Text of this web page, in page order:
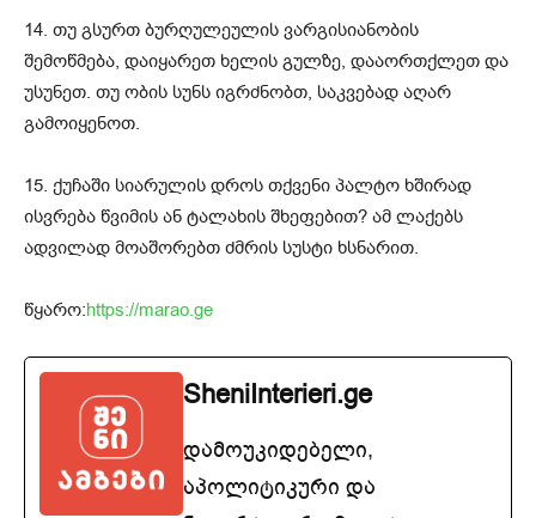
14. თუ გსურთ ბურღულეულის ვარგისიანობის
შემოწმება, დაიყარეთ ხელის გულზე, დააორთქლეთ და
უსუნეთ. თუ ობის სუნს იგრძნობთ, საკვებად აღარ
გამოიყენოთ.
15. ქუჩაში სიარულის დროს თქვენი პალტო ხშირად
ისვრება წვიმის ან ტალახის შხეფებით? ამ ლაქებს
ადვილად მოაშორებთ ძმრის სუსტი ხსნარით.
წყარო:https://marao.ge
SheniInterieri.ge
დამოუკიდებელი,
აპოლიტიკური და